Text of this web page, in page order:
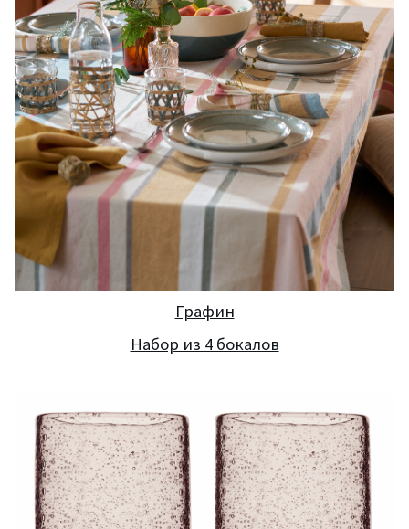
Графин
Набор из 4 бокалов